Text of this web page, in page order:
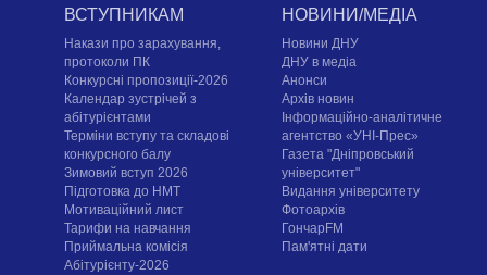
ВСТУПНИКАМ
Накази про зарахування,
протоколи ПК
Конкурсні пропозиції-2026
Календар зустрічей з
абітурієнтами
Терміни вступу та складові
конкурсного балу
Зимовий вступ 2026
Підготовка до НМТ
Мотиваційний лист
Тарифи на навчання
Приймальна комісія
Абітурієнту-2026
НОВИНИ/МЕДІА
Новини ДНУ
ДНУ в медіа
Анонси
Архів новин
Інформаційно-аналітичне
агентство «УНІ-Прес»
Газета "Дніпровський
університет"
Видання університету
Фотоархів
ГончарFM
Пам'ятні дати